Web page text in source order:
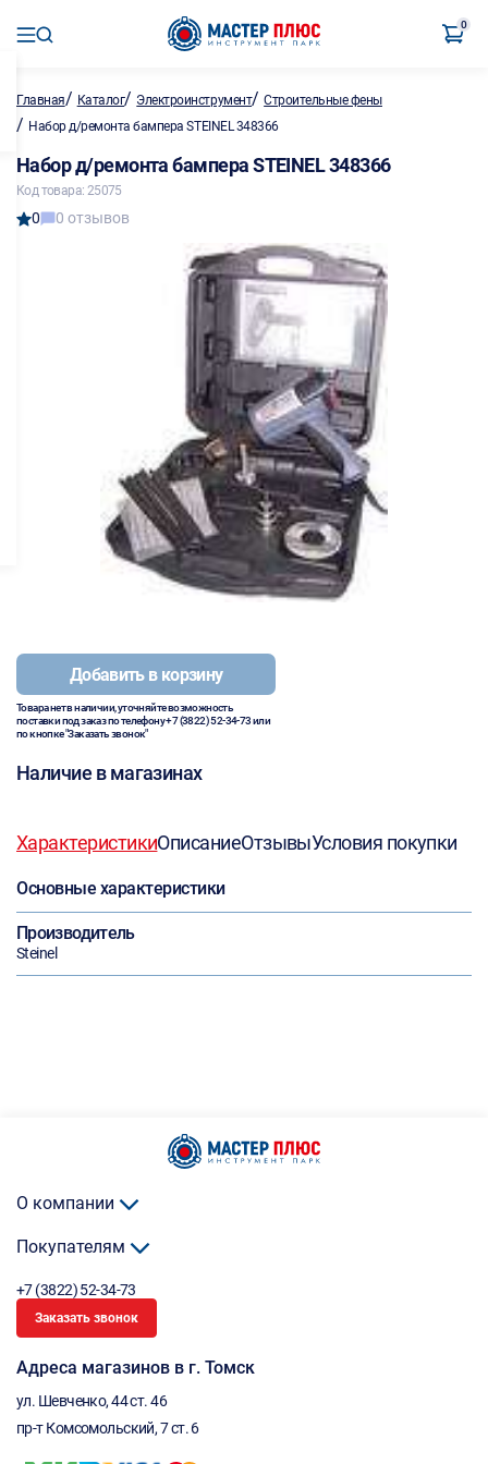
0
Главная/ Каталог/ Электроинструмент/Строительные фены
/ Набор д/ремонта бампера STEINEL 348366
Набор д/ремонта бампера STEINEL 348366
Код товара: 25075
0 0 отзывов
Добавить в корзину
Товара нет в наличии, уточняйте возможность
поставки под заказ по телефону+7 (3822) 52-34-73или
по кнопке "Заказать звонок"
Наличие в магазинах
ХарактеристикиОписаниеОтзывыУсловия покупки
Основные характеристики
Производитель
Steinel
О компании
Покупателям
+7 (3822) 52-34-73
Заказать звонок
Адреса магазинов в г. Томск
ул. Шевченко, 44 ст. 46
пр-т Комсомольский, 7 ст. 6